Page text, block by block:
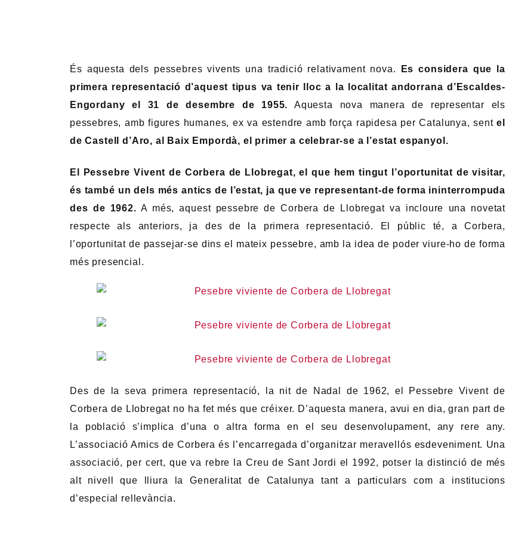
És aquesta dels pessebres vivents una tradició relativament nova.
Es considera que la
primera representació d’aquest tipus va tenir lloc a la localitat andorrana d’Escaldes-
Engordany el 31 de desembre de 1955. Aquesta nova manera de representar els
pessebres, amb figures humanes, ex va estendre amb força rapidesa per Catalunya, sentel
de Castell d’Aro, al Baix Empordà, el primer a celebrar-se a l’estat espanyol.
El Pessebre Vivent de Corbera de Llobregat, el que hem tingut l’oportunitat de visitar,
és també un dels més antics de l’estat, ja que ve representant-de forma ininterrompuda
des de 1962. A més, aquest pessebre de Corbera de Llobregat va incloure una novetat
respecte als anteriors, ja des de la primera representació. El públic té, a Corbera,
l’oportunitat de passejar-se dins el mateix pessebre, amb la idea de poder viure-ho de forma
més presencial.
Des de la seva primera representació, la nit de Nadal de 1962, el Pessebre Vivent de
Corbera de Llobregat no ha fet més que créixer. D’aquesta manera, avui en dia, gran part de
la població s’implica d’una o altra forma en el seu desenvolupament, any rere any.
L’associació Amics de Corbera és l’encarregada d’organitzar meravellós esdeveniment. Una
associació, per cert, que va rebre la Creu de Sant Jordi el 1992, potser la distinció de més
alt nivell que lliura la Generalitat de Catalunya tant a particulars com a institucions
d’especial rellevància.